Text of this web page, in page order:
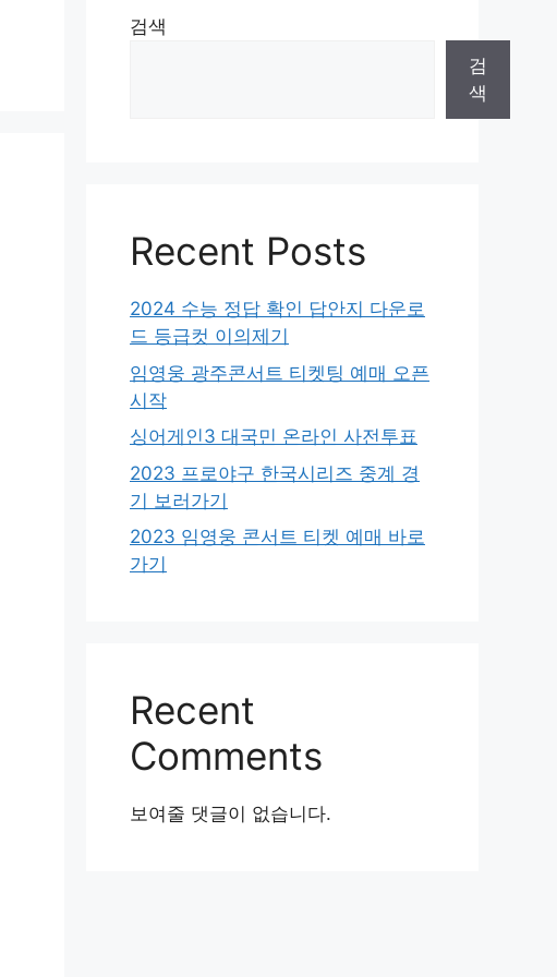
검색
검
색
Recent Posts
2024 수능 정답 확인 답안지 다운로
드 등급컷 이의제기
임영웅 광주콘서트 티켓팅 예매 오픈
시작
싱어게인3 대국민 온라인 사전투표
2023 프로야구 한국시리즈 중계 경
기 보러가기
2023 임영웅 콘서트 티켓 예매 바로
가기
Recent
Comments
보여줄 댓글이 없습니다.